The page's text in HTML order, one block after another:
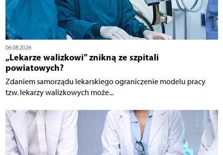
06.08.2026
„Lekarze walizkowi” znikną ze szpitali
powiatowych?
Zdaniem samorządu lekarskiego ograniczenie modelu pracy
tzw. lekarzy walizkowych może...